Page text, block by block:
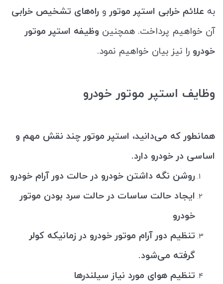
به علائم خرابی استپر موتور و راه‌های تشخیص خرابی
آن خواهیم پرداخت. همچنین وظیفه استپر موتور
خودرو را نیز بیان خواهیم نمود.
وظایف استپر موتور خودرو
همانطور که می‌دانید، استپر موتور چند نقش مهم و
اساسی در خودرو دارد.
روشن نگه داشتن خودرو در حالت دور آرام خودرو
ایجاد حالت ساسات در حالت سرد بودن موتور
خودرو
تنظیم دور آرام موتور خودرو در زمانیکه کولر
گرفته می‌شود.
تنظیم هوای مورد نیاز سیلندرها